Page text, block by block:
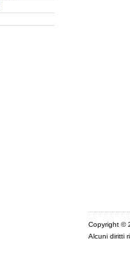
Copyright ©
Alcuni diritti